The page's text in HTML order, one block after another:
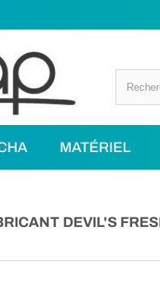
MATÉRIEL
DEVIL'S